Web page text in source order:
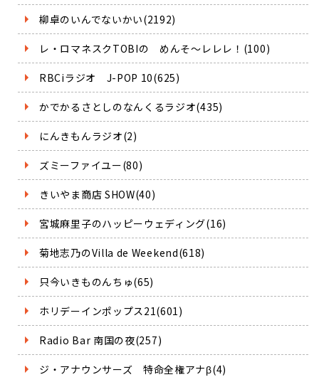
柳卓のいんでないかい(2192)
レ・ロマネスクTOBIの めんそ～レレレ！(100)
RBCiラジオ J-POP 10(625)
かでかるさとしのなんくるラジオ(435)
にんきもんラジオ(2)
ズミーファイユー(80)
きいやま商店 SHOW(40)
宮城麻里子のハッピーウェディング(16)
菊地志乃のVilla de Weekend(618)
只今いきものんちゅ(65)
ホリデーインポップス21(601)
Radio Bar 南国の夜(257)
ジ・アナウンサーズ 特命全権アナβ(4)